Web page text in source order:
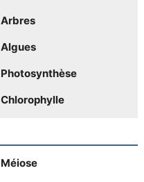
Arbres
Algues
Photosynthèse
Chlorophylle
Méiose